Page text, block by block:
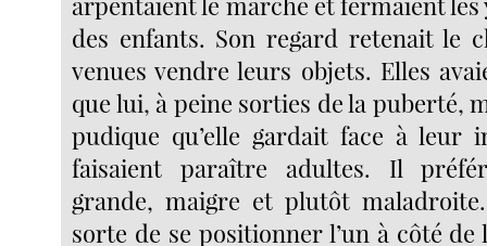
des enfants. Son regard retenait le
venues vendre leurs objets. Elles
que lui, à peine sorties de la puberté,
pudique qu’elle gardait face à leur
faisaient paraître adultes. Il
grande, maigre et plutôt
sorte de se positionner l’un à côté de